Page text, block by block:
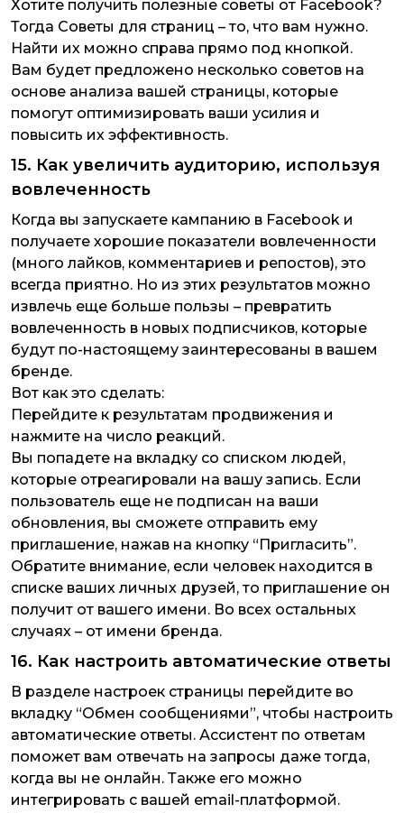
Хотите получить полезные советы от Facebook?
Тогда Советы для страниц – то, что вам нужно.
Найти их можно справа прямо под кнопкой.
Вам будет предложено несколько советов на
основе анализа вашей страницы, которые
помогут оптимизировать ваши усилия и
повысить их эффективность.
15. Как увеличить аудиторию, используя
вовлеченность
Когда вы запускаете кампанию в Facebook и
получаете хорошие показатели вовлеченности
(много лайков, комментариев и репостов), это
всегда приятно. Но из этих результатов можно
извлечь еще больше пользы – превратить
вовлеченность в новых подписчиков, которые
будут по-настоящему заинтересованы в вашем
бренде.
Вот как это сделать:
Перейдите к результатам продвижения и
нажмите на число реакций.
Вы попадете на вкладку со списком людей,
которые отреагировали на вашу запись. Если
пользователь еще не подписан на ваши
обновления, вы сможете отправить ему
приглашение, нажав на кнопку “Пригласить”.
Обратите внимание, если человек находится в
списке ваших личных друзей, то приглашение он
получит от вашего имени. Во всех остальных
случаях – от имени бренда.
16. Как настроить автоматические ответы
В разделе настроек страницы перейдите во
вкладку “Обмен сообщениями”, чтобы настроить
автоматические ответы. Ассистент по ответам
поможет вам отвечать на запросы даже тогда,
когда вы не онлайн. Также его можно
интегрировать с вашей email-платформой.